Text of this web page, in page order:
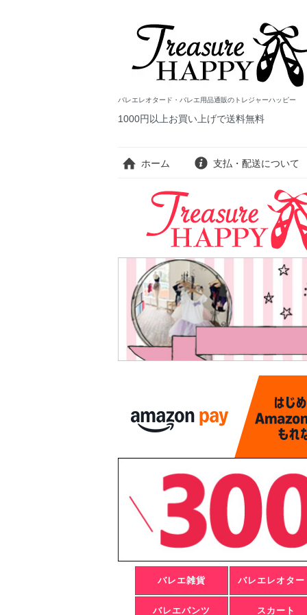
バレエレオタード・バレエ用品通販のトレジャーハッピー
1000円以上お買い上げで送料無料
ホーム 支払・配送について
バレエ雑貨 バレエレオター
バレエパンツ スカート